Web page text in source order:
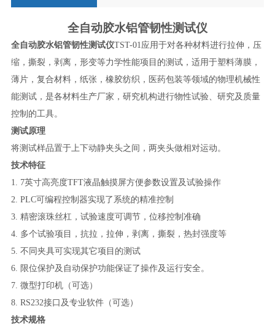
全自动胶水铝管韧性测试仪
全自动胶水铝管韧性测试仪TST-01 应用于对各种材料进行拉伸，压
缩，撕裂，剥离，形变等力学性能项目的测试，适用于塑料薄膜，
薄片，复合材料，纸张，橡胶纺织，医药包装等领域的物理机械性
能测试，是各材料生产厂家，研究机构进行物性试验、研究及质量
控制的工具。
测试原理
将测试样品置于上下动静夹头之间，两夹头做相对运动。
技术特征
1. 7英寸高亮度TFT液晶触摸屏方便参数设置及试验操作
2. PLC可编程控制器实现了系统的精准控制
3. 精密滚珠丝杠，试验速度可调节，位移控制准确
4. 多个试验项目，抗拉，拉伸，剥离，撕裂，热封强度等
5. 不同夹具可实现其它项目的测试
6.
限位保护及自动保护功能保证了操作及运行安全。
7. 微型打印机（可选）
8. RS232接口及专业软件（可选）
技术规格